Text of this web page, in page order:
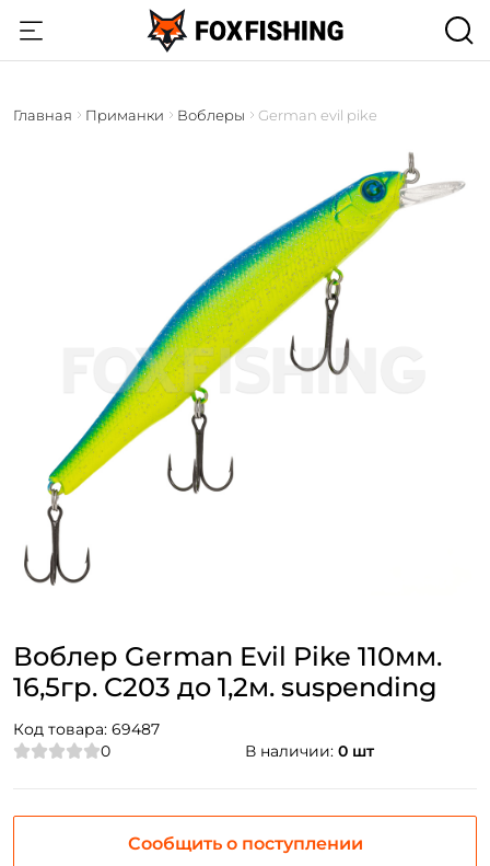
Главная Приманки Воблеры German evil pike
Воблер German Evil Pike 110мм.
16,5гр. C203 до 1,2м. suspending
Код товара: 69487
0
В наличии: 0 шт
Сообщить о поступлении